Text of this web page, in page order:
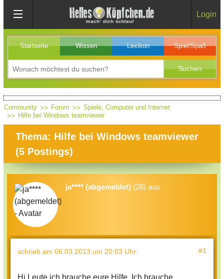
Login
Startseite Wissen Lexikon Spiel/Spaß
Community Forum
Spiele, Computer und Internet
Hilfe bei Windows teamviewer
Thema: Hilfe bei Windows teamviewer
(5 Postings)
ja**** (abgemeldet) (28) aus
schrieb am 06.03.2013 um 20:03 Uhr: #1
Hi Leute ich brauche eure Hilfe. Ich brauche